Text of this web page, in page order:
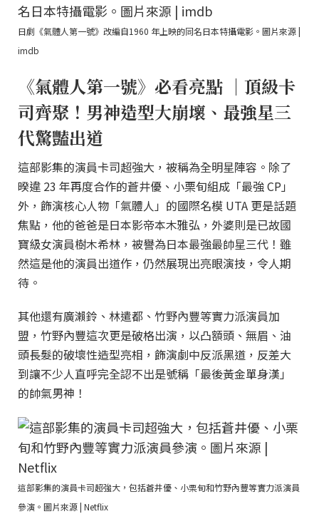
日劇《氣體人第一號》改編自1960 年上映的同名日本特攝電影。圖片來源 |
imdb
《氣體人第一號》必看亮點 ｜頂級卡
司齊聚！男神造型大崩壞、最強星三
代驚豔出道
這部影集的演員卡司超強大，被稱為全明星陣容。除了
暌違 23 年再度合作的蒼井優、小栗旬組成「最強 CP」
外，飾演核心人物「氣體人」的國際名模 UTA 更是話題
焦點，他的爸爸是日本影帝本木雅弘，外婆則是已故國
寶級女演員樹木希林，被譽為日本最強最帥星三代！雖
然這是他的演員出道作，仍然展現出亮眼演技，令人期
待。
其他還有廣瀨鈴、林遣都、竹野內豐等實力派演員加
盟，竹野內豐這次更是破格出演，以凸額頭、無眉、油
頭長髮的破壞性造型亮相，飾演劇中反派黑道，反差大
到讓不少人直呼完全認不出是號稱「最後黃金單身漢」
的帥氣男神！
這部影集的演員卡司超強大，包括蒼井優、小栗旬和竹野內豐等實力派演員
參演。圖片來源 | Netflix